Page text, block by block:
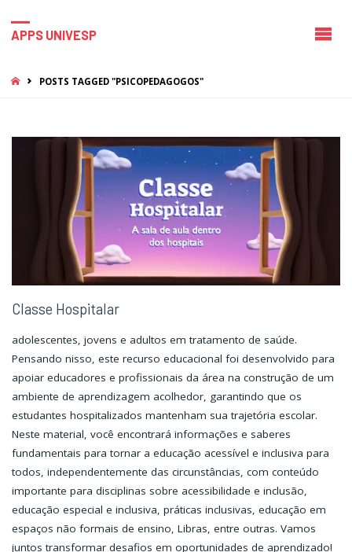
APPS UNIVESP
HOMEPOSTS TAGGED "PSICOPEDAGOGOS"
Classe Hospitalar
adolescentes, jovens e adultos em tratamento de saúde.
Pensando nisso, este recurso educacional foi desenvolvido para
apoiar educadores e profissionais da área na construção de um
ambiente de aprendizagem acolhedor, garantindo que os
estudantes hospitalizados mantenham sua trajetória escolar.
Neste material, você encontrará informações e saberes
fundamentais para tornar a educação acessível e inclusiva para
todos, independentemente das circunstâncias, com conteúdo
importante para disciplinas sobre acessibilidade e inclusão,
educação especial e inclusiva, práticas inclusivas, educação em
espaços não formais de ensino, Libras, entre outras. Vamos
juntos transformar desafios em oportunidades de aprendizado!